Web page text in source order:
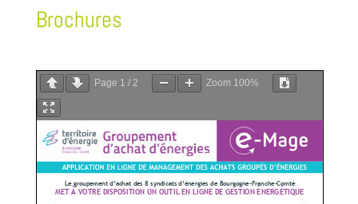
Brochures
Page 1 / 2 Zoom 100%